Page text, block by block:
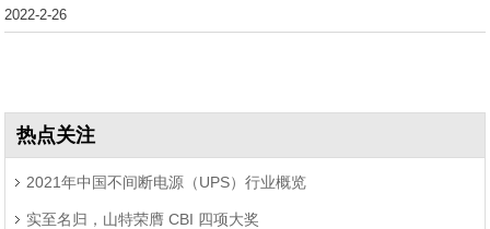
2022-2-26
热点关注
2021年中国不间断电源（UPS）行业概览
实至名归，山特荣膺 CBI 四项大奖